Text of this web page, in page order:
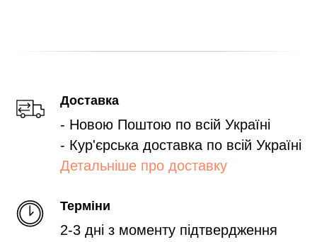
Доставка
- Новою Поштою по всій Україні
- Кур'єрська доставка по всій Україні
Детальніше про доставку
Терміни
2-3 дні з моменту підтвердження